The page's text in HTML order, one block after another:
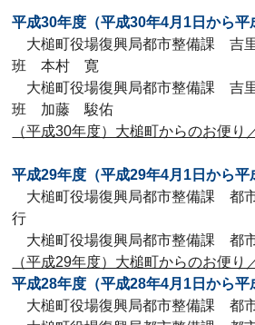
平成30年度（平成30年4月1日から平
大槌町役場復興局都市整備課 吉
班 本村 寛
大槌町役場復興局都市整備課 吉
班 加藤 駿佑
（平成30年度）大槌町からのお便り
平成29年度（平成29年4月1日から平
大槌町役場復興局都市整備課
行
大槌町役場復興局都市整備課
（平成29年度）大槌町からのお便り
平成28年度（平成28年4月1日から平
大槌町役場復興局都市整備課